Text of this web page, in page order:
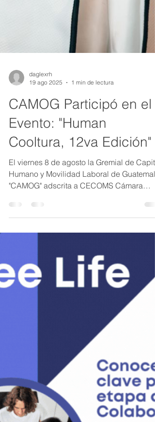
19 ago 2025
1 min de lectura
CAMOG Participó en el
Evento: "Human
Cooltura, 12va Edición"
El viernes 8 de agosto la Gremial de
Humano y Movilidad Laboral de Guatemala
"CAMOG" adscrita a CECOMS Cámara